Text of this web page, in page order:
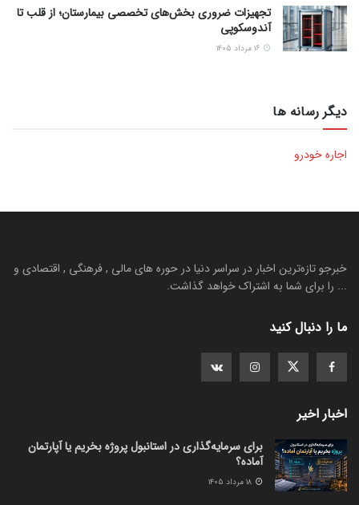
تجهیزات ضروری بخش‌های تخصصی بیمارستان؛ از قلب تا
آندوسکوپی
دیگر رسانه ها
اجاره خودرو
خبرجو تازه‌ترین اخبار در سراسر دنیا در حوره های مالی , فرهنگی , اقتصادی و
... را برای شما به اشتراک خواهد گذاشت.
ما را دنبال کنید
اخبار اخیر
برای سرمایه‌گذاری در استانبول پروژه بخریم یا آپارتمان
آماده؟